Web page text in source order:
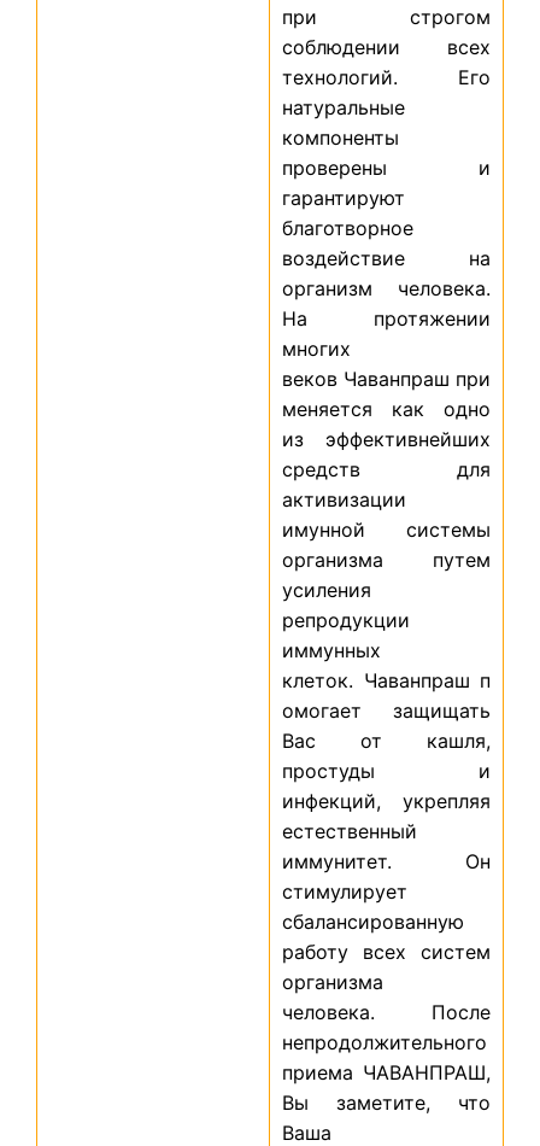
при строгом
соблюдении всех
технологий. Его
натуральные
компоненты
проверены и
гарантируют
благотворное
воздействие на
организм человека.
На протяжении
многих
веков Чаванпраш при
меняется как одно
из эффективнейших
средств для
активизации
имунной системы
организма путем
усиления
репродукции
иммунных
клеток. Чаванпраш п
омогает защищать
Вас от кашля,
простуды и
инфекций, укрепляя
естественный
иммунитет. Он
стимулирует
сбалансированную
работу всех систем
организма
человека. После
непродолжительного
приема ЧАВАНПРАШ,
Вы заметите, что
Ваша